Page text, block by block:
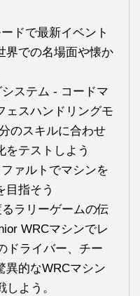
ドで最新イベント
界での名場面や懐か
ステム - コードマ
ェスハンドリングモ
のスキルに合わせ
をテストしよう
ァルトでマシンを
目指そう
ラリーゲームの伝
WRCマシンでレ
ドライバー、チー
異的なWRCマシン
よう。